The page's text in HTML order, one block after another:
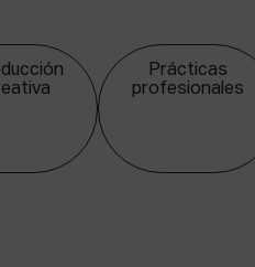
Prácticas
profesionales